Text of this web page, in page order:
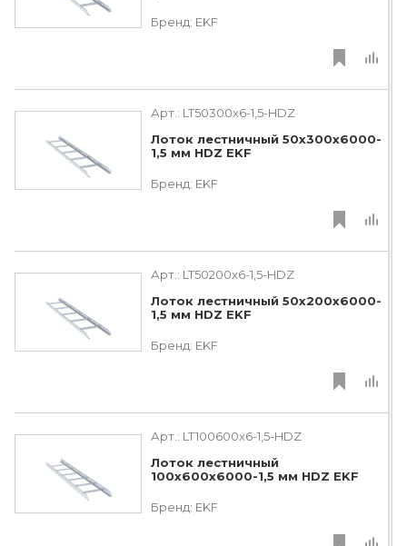
Бренд: EKF
Арт.: LT50300x6-1,5-HDZ
Лоток лестничный 50х300х6000-
1,5 мм HDZ EKF
Бренд: EKF
Арт.: LT50200x6-1,5-HDZ
Лоток лестничный 50х200х6000-
1,5 мм HDZ EKF
Бренд: EKF
Арт.: LT100600x6-1,5-HDZ
Лоток лестничный
100х600х6000-1,5 мм HDZ EKF
Бренд: EKF